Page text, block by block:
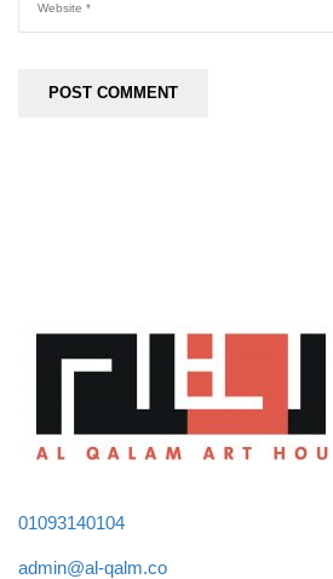
01093140104
admin@al-qalm.co